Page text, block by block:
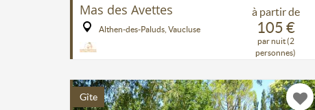
à partir de
105 €
par nuit (2
personnes)
Mas des Avettes
Althen-des-Paluds, Vaucluse
Gîte